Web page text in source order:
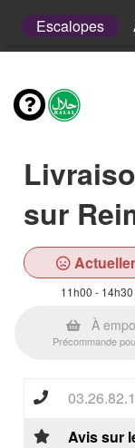
Escalopes
sur
11h00 -
À
Précommande
Avis sur